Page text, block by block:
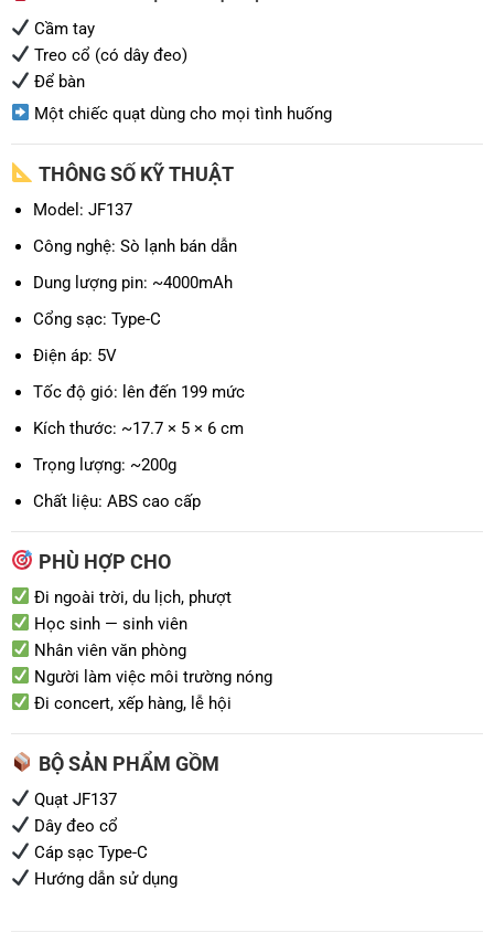
Cầm tay
Treo cổ (có dây đeo)
Để bàn
Một chiếc quạt dùng cho mọi tình huống
THÔNG SỐ KỸ THUẬT
Model: JF137
Công nghệ: Sò lạnh bán dẫn
Dung lượng pin: ~4000mAh
Cổng sạc: Type-C
Điện áp: 5V
Tốc độ gió: lên đến 199 mức
Kích thước: ~17.7 × 5 × 6 cm
Trọng lượng: ~200g
Chất liệu: ABS cao cấp
PHÙ HỢP CHO
Đi ngoài trời, du lịch, phượt
Học sinh — sinh viên
Nhân viên văn phòng
Người làm việc môi trường nóng
Đi concert, xếp hàng, lễ hội
BỘ SẢN PHẨM GỒM
Quạt JF137
Dây đeo cổ
Cáp sạc Type-C
Hướng dẫn sử dụng